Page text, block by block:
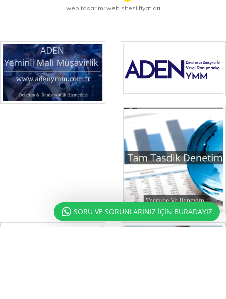
web tasarım web sitesi fiyatları
SORU VE SORUNLARINIZ İÇİN BURADAYIZ